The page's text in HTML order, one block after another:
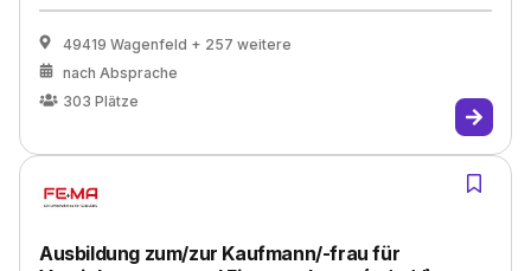
49419 Wagenfeld + 257 weitere
nach Absprache
303 Plätze
Ausbildung zum/zur Kaufmann/-frau für